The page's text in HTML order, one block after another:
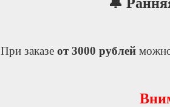
При заказеот 3000 рублей